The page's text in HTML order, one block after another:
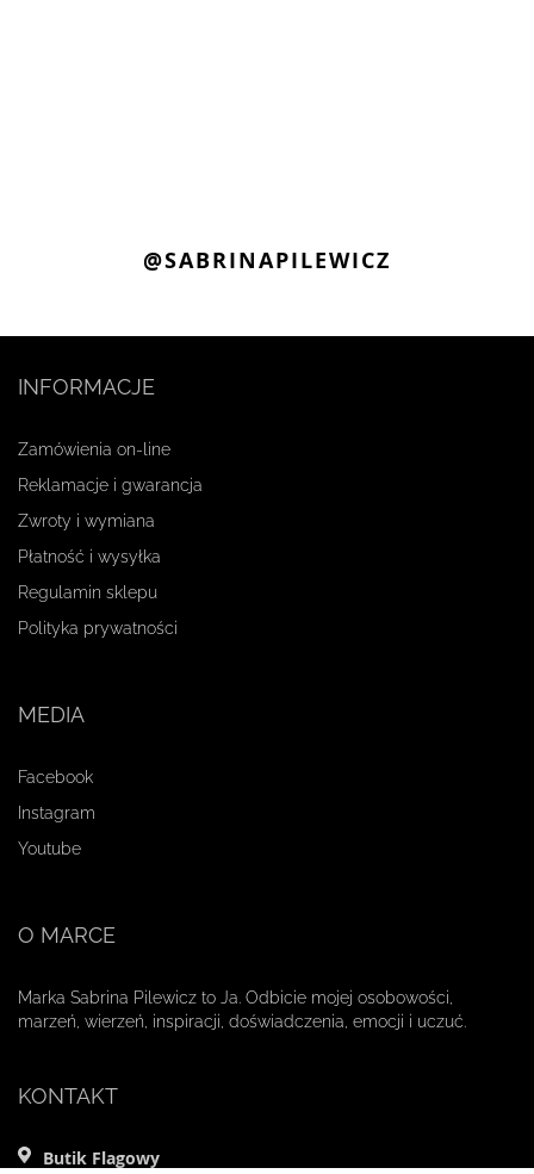
@SABRINAPILEWICZ
INFORMACJE
Zamówienia on-line
Reklamacje i gwarancja
Zwroty i wymiana
Płatność i wysyłka
Regulamin sklepu
Polityka prywatności
MEDIA
Facebook
Instagram
Youtube
O MARCE
Marka Sabrina Pilewicz to Ja. Odbicie mojej osobowości,
marzeń, wierzeń, inspiracji, doświadczenia, emocji i uczuć.
KONTAKT
Butik Flagowy